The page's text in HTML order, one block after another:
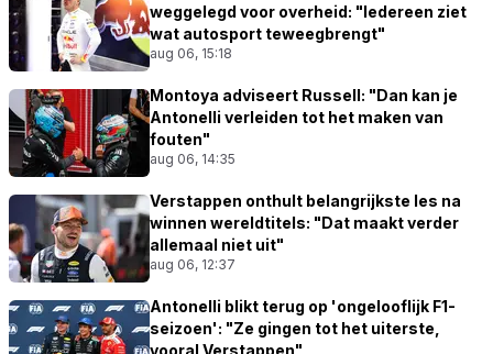
weggelegd voor overheid: "Iedereen ziet
wat autosport teweegbrengt"
aug 06, 15:18
Montoya adviseert Russell: "Dan kan je
Antonelli verleiden tot het maken van
fouten"
aug 06, 14:35
Verstappen onthult belangrijkste les na
winnen wereldtitels: "Dat maakt verder
allemaal niet uit"
aug 06, 12:37
Antonelli blikt terug op 'ongelooflijk F1-
seizoen': "Ze gingen tot het uiterste,
vooral Verstappen"